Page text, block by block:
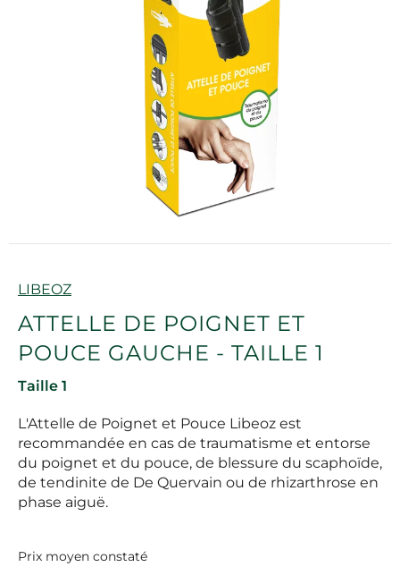
Marque
LIBEOZ
ATTELLE DE POIGNET ET
POUCE GAUCHE - TAILLE 1
Taille 1
L'Attelle de Poignet et Pouce Libeoz est
recommandée en cas de traumatisme et entorse
du poignet et du pouce, de blessure du scaphoïde,
de tendinite de De Quervain ou de rhizarthrose en
phase aiguë.
Prix moyen constaté